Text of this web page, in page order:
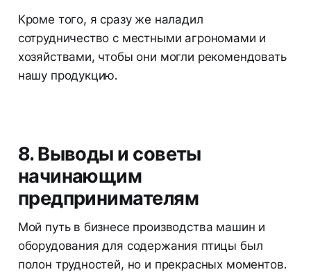
Кроме того, я сразу же наладил
сотрудничество с местными агрономами и
хозяйствами, чтобы они могли рекомендовать
нашу продукцию.
8. Выводы и советы
начинающим
предпринимателям
Мой путь в бизнесе производства машин и
оборудования для содержания птицы был
полон трудностей, но и прекрасных моментов.